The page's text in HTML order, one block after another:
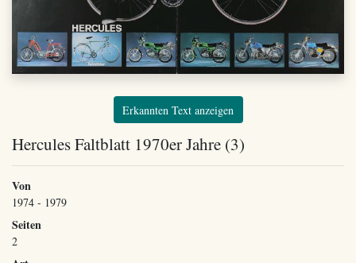
Erkannten Text anzeigen
Hercules Faltblatt 1970er Jahre (3)
Von
1974 - 1979
Seiten
2